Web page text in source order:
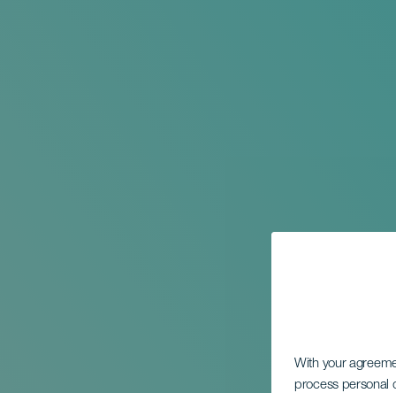
With your
process personal